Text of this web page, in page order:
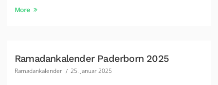
More
Ramadankalender Paderborn 2025
Ramadankalender 25. Januar 2025